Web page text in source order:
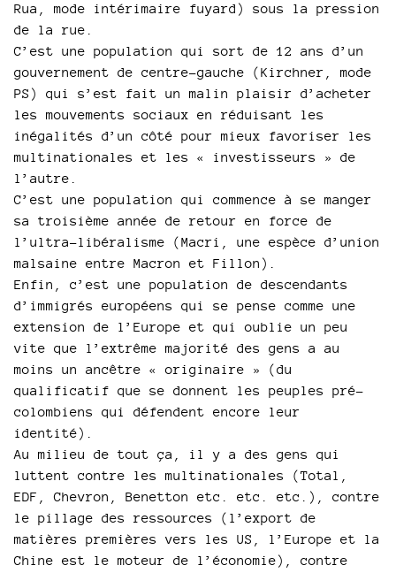
Rua, mode intérimaire fuyard) sous la pression
de la rue.
C’est une population qui sort de 12 ans d’un
gouvernement de centre-gauche (Kirchner, mode
PS) qui s’est fait un malin plaisir d’acheter
les mouvements sociaux en réduisant les
inégalités d’un côté pour mieux favoriser les
multinationales et les « investisseurs » de
l’autre.
C’est une population qui commence à se manger
sa troisième année de retour en force de
l’ultra-libéralisme (Macri, une espèce d’union
malsaine entre Macron et Fillon).
Enfin, c’est une population de descendants
d’immigrés européens qui se pense comme une
extension de l’Europe et qui oublie un peu
vite que l’extrême majorité des gens a au
moins un ancêtre « originaire » (du
qualificatif que se donnent les peuples pré-
colombiens qui défendent encore leur
identité).
Au milieu de tout ça, il y a des gens qui
luttent contre les multinationales (Total,
EDF, Chevron, Benetton etc. etc. etc.), contre
le pillage des ressources (l’export de
matières premières vers les US, l’Europe et la
Chine est le moteur de l’économie), contre